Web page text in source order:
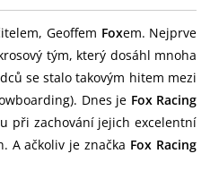
Geoffem Foxem. Nejprve
tým, který dosáhl mnoha
se stalo takovým hitem mezi
Dnes je Fox Racing
při zachování jejich excelentní
A ačkoliv je značka Fox Racing